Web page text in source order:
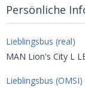
Persönliche
Lieblingsbus (real)
MAN Lion's City L
Lieblingsbus (OMSI)